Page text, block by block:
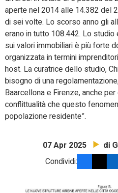
aperte nel 2014 alle 14.382 del
di sei volte. Lo scorso anno gli
erano in tutto 108.442. Lo studio
sui valori immobiliari è più forte
organizzata in termini
host. La curatrice dello studio,
bisogno di una
Baarcellona e Firenze, anche
conflittualità che questo
popolazione residente”.
07 Apr 2025 di
Condividi: